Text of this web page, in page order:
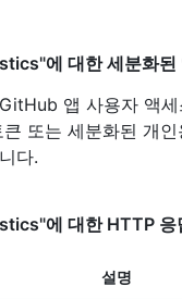
에 대한 세분화된
앱 사용자 액
또는 세분화된 개
다.
에 대한 HTTP 응
설명